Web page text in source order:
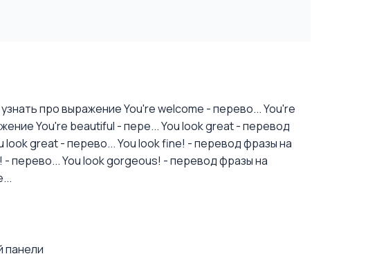
про выражение You're welcome - перево...You're
You're beautiful - пере...You look great - перевод
look great - перево...You look fine! - перевод фразы на
- перево...You look gorgeous! - перевод фразы на